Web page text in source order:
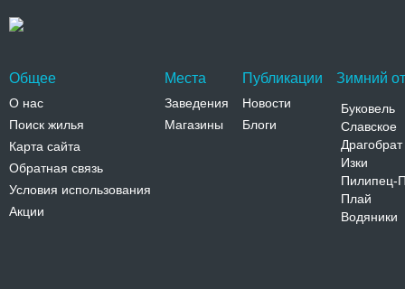
Общее
О нас
Поиск жилья
Карта сайта
Обратная связь
Условия использования
Акции
Места
Заведения
Магазины
Публикации
Новости
Блоги
Зимний
Буковель
Славское
Драгобрат
Изки
Пилипец-
Плай
Водяники